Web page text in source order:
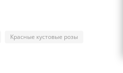
Красные кустовые розы